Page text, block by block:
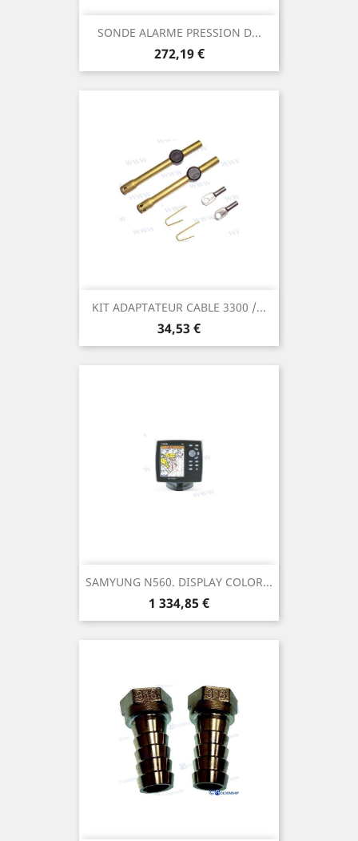
SONDE ALARME PRESSION D...
Prix
272,19 €
KIT ADAPTATEUR CABLE 3300 /...
Prix
34,53 €
SAMYUNG N560. DISPLAY COLOR...
Prix
1 334,85 €